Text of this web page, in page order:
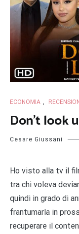
ECONOMIA ,
Don’t look
Cesare Giussani
Ho visto alla tv il
tra chi voleva
quindi in grado di
frantumarla in
recuperare il